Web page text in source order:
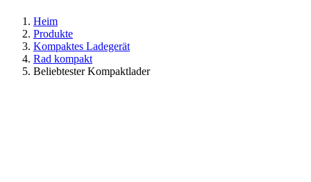
Heim
Produkte
Kompaktes Ladegerät
Rad kompakt
Beliebtester Kompaktlader